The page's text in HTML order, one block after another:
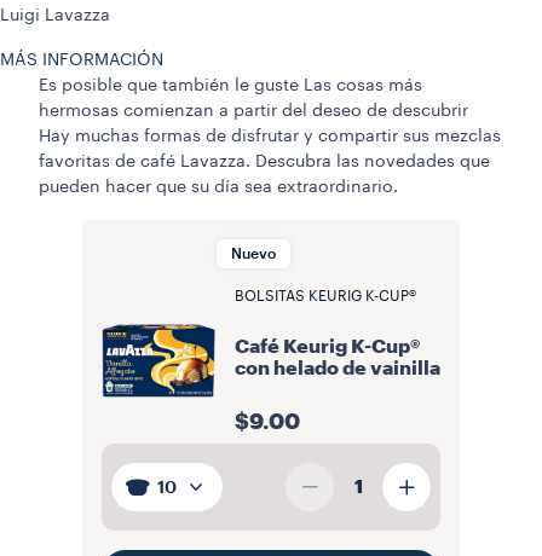
Luigi Lavazza
MÁS INFORMACIÓN
Es posible que también le guste Las cosas más
hermosas comienzan a partir del deseo de descubrir
Hay muchas formas de disfrutar y compartir sus mezclas
favoritas de café Lavazza. Descubra las novedades que
pueden hacer que su día sea extraordinario.
Nuevo
BOLSITAS KEURIG K-CUP®
Café Keurig K-Cup®
con helado de vainilla
$9.00
10 1